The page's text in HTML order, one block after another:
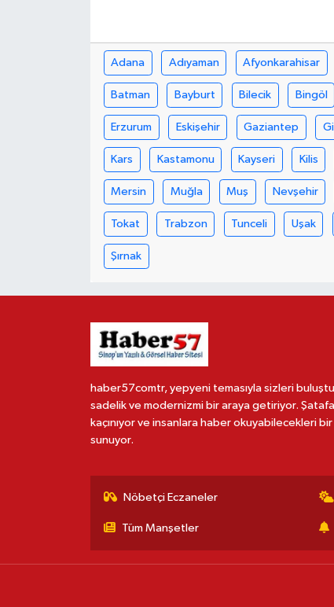
Adana Adıyaman Afyonkarahisar
Batman Bayburt Bilecik Bingöl
Erzurum Eskişehir Gaziantep
Kars Kastamonu Kayseri Kilis
Mersin Muğla Muş Nevşehir
Tokat Trabzon Tunceli Uşak
Şırnak
haber57comtr, yepyeni temasıyla sizleri
sadelik ve modernizmi bir araya getiriyor.
kaçınıyor ve insanlara haber okuyabilecekleri bir
sunuyor.
Nöbetçi Eczaneler
Tüm Manşetler